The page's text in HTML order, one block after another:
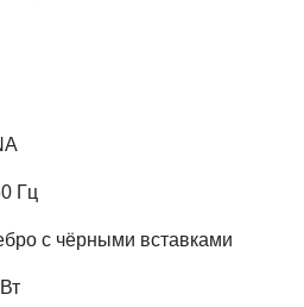
Гц
с чёрными вставками